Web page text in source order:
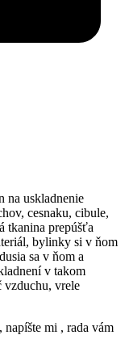
na uskladnenie
cesnaku, cibule,
tkanina prepúšťa
bylinky si v ňom
sa v ňom a
v takom
vzduchu, vrele
mi , rada vám